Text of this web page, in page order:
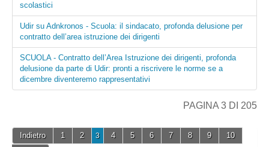
scolastici
Udir su Adnkronos - Scuola: il sindacato, profonda delusione per
contratto dell’area istruzione dei dirigenti
SCUOLA - Contratto dell’Area Istruzione dei dirigenti, profonda
delusione da parte di Udir: pronti a riscrivere le norme se a
dicembre diventeremo rappresentativi
PAGINA 3 DI 205
Indietro 1 2 3 4 5 6 7 8 9
10